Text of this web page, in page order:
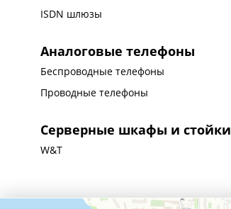
ISDN шлюзы
Аналоговые телефоны
Беспроводные телефоны
Проводные телефоны
Серверные шкафы и стойки
W&T